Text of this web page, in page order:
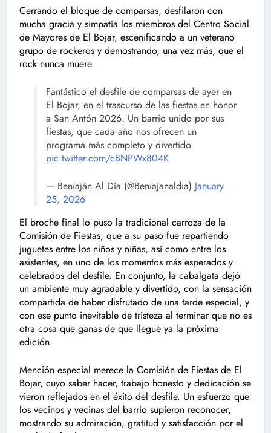
Cerrando el bloque de comparsas, desfilaron con
mucha gracia y simpatía los miembros del Centro Social
de Mayores de El Bojar, escenificando a un veterano
grupo de rockeros y demostrando, una vez más, que el
rock nunca muere.
Fantástico el desfile de comparsas de ayer en
El Bojar, en el trascurso de las fiestas en honor
a San Antón 2026. Un barrio unido por sus
fiestas, que cada año nos ofrecen un
programa más completo y divertido.
pic.twitter.com/cBNPWx804K
— Beniaján Al Día (@Beniajanaldia) January
25, 2026
El broche final lo puso la tradicional carroza de la
Comisión de Fiestas, que a su paso fue repartiendo
juguetes entre los niños y niñas, así como entre los
asistentes, en uno de los momentos más esperados y
celebrados del desfile. En conjunto, la cabalgata dejó
un ambiente muy agradable y divertido, con la sensación
compartida de haber disfrutado de una tarde especial, y
con ese punto inevitable de tristeza al terminar que no es
otra cosa que ganas de que llegue ya la próxima
edición.
Mención especial merece la Comisión de Fiestas de El
Bojar, cuyo saber hacer, trabajo honesto y dedicación se
vieron reflejados en el éxito del desfile. Un esfuerzo que
los vecinos y vecinas del barrio supieron reconocer,
mostrando su admiración, gratitud y satisfacción por el